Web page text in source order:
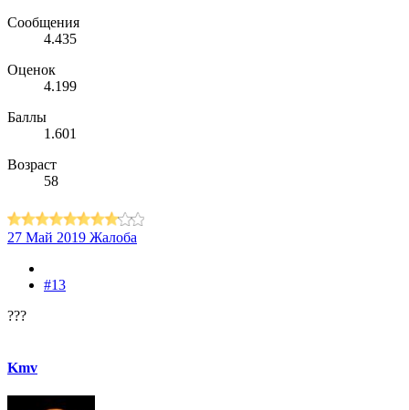
Сообщения
4.435
Оценок
4.199
Баллы
1.601
Возраст
58
27 Май 2019 Жалоба
#13
???
Kmv